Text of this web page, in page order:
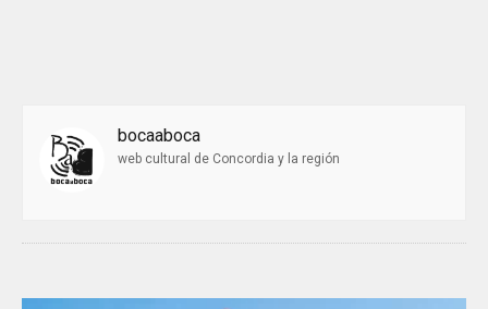
bocaaboca
web cultural de Concordia y la región